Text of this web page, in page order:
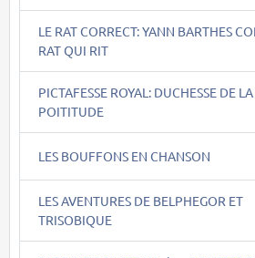
LE RAT CORRECT: YANN BARTHES
RAT QUI RIT
PICTAFESSE ROYAL: DUCHESSE DE LA
POITITUDE
LES BOUFFONS EN CHANSON
LES AVENTURES DE BELPHEGOR ET
TRISOBIQUE